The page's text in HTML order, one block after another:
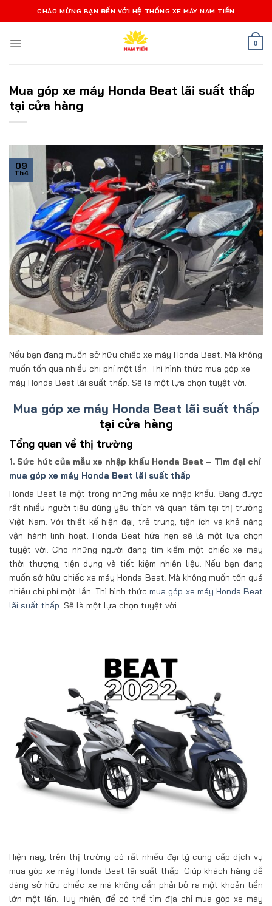
qua
dung
CHÀO MỪNG BẠN ĐẾN VỚI HỆ THỐNG XE MÁY NAM TIẾN
0
Mua góp xe máy Honda Beat lãi suất thấp
tại cửa hàng
09
Th4
Nếu bạn đang muốn sở hữu chiếc xe máy Honda Beat. Mà không
muốn tốn quá nhiều chi phí một lần. Thì hình thức mua góp xe
máy Honda Beat lãi suất thấp. Sẽ là một lựa chọn tuyệt vời.
Mua góp xe máy Honda Beat lãi suất thấp
tại cửa hàng
Tổng quan về thị trường
1. Sức hút của mẫu xe nhập khẩu Honda Beat – Tìm đại chỉ
mua góp xe máy Honda Beat lãi suất thấp
Honda Beat là một trong những mẫu xe nhập khẩu. Đang được
rất nhiều người tiêu dùng yêu thích và quan tâm tại thị trường
Việt Nam. Với thiết kế hiện đại, trẻ trung, tiện ích và khả năng
vận hành linh hoạt. Honda Beat hứa hẹn sẽ là một lựa chọn
tuyệt vời. Cho những người đang tìm kiếm một chiếc xe máy
thời thượng, tiện dụng và tiết kiệm nhiên liệu. Nếu bạn đang
muốn sở hữu chiếc xe máy Honda Beat. Mà không muốn tốn quá
nhiều chi phí một lần. Thì hình thức mua góp xe máy Honda Beat
lãi suất thấp. Sẽ là một lựa chọn tuyệt vời.
Hiện nay, trên thị trường có rất nhiều đại lý cung cấp dịch vụ
mua góp xe máy Honda Beat lãi suất thấp. Giúp khách hàng dễ
dàng sở hữu chiếc xe mà không cần phải bỏ ra một khoản tiền
lớn một lần. Tuy nhiên, để có thể tìm địa chỉ mua góp xe máy